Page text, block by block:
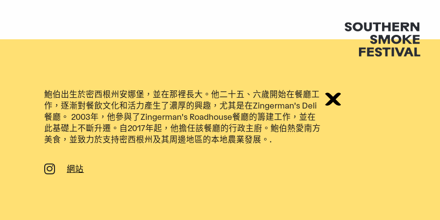
鮑伯出生於密西根州安娜堡，並在那裡長大。他二十五、六歲開始在餐廳工
作，逐漸對餐飲文化和活力產生了濃厚的興趣，尤其是在Zingerman's Deli
餐廳。 2003年，他參與了Zingerman's Roadhouse餐廳的籌建工作，並在
此基礎上不斷升遷。自2017年起，他擔任該餐廳的行政主廚。鮑伯熱愛南方
美食，並致力於支持密西根州及其周邊地區的本地農業發展。.
網站